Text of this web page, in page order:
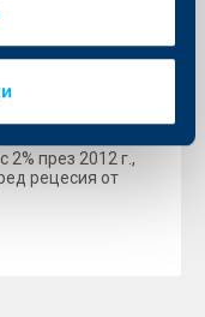
и Източна
в
през 2012 г.,
рецесия от